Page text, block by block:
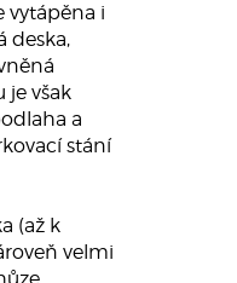
vytápěna i
deska,
je však
a
stání
(až k
velmi